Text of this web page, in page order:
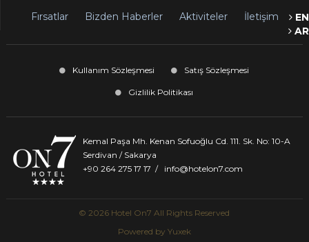
Fırsatlar Bizden Haberler Aktiviteler İletişim
EN
AR
Kullanım Sözleşmesi Satış Sözleşmesi
Gizlilik Politikası
Kemal Paşa Mh. Kenan Sofuoğlu Cd. 111. Sk. No: 10-A
Serdivan / Sakarya
+90 264 275 17 17 / info@hotelon7.com
© 2026 Hotel On7 All Rights Reserved
Powered by Yuxek